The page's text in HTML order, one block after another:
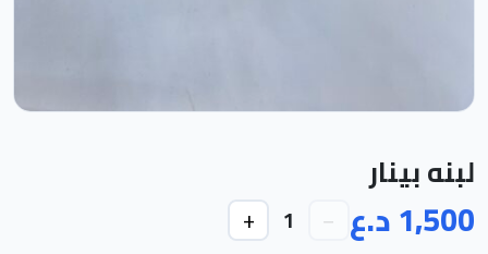
لبنه بينار
1,500 د.ع −
1
+